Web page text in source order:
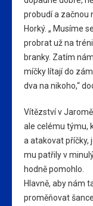
probudí a začnou
Horký. „ Musíme se
probrat už na
branky. Zatím nám
míčky lítají do
dva na nikoho,“
Vítězství v
ale celému týmu,
a atakovat příčky,
mu patřily v
hodně pomohlo.
Hlavně, aby nám
proměňovat